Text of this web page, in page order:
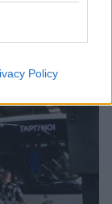
Policy